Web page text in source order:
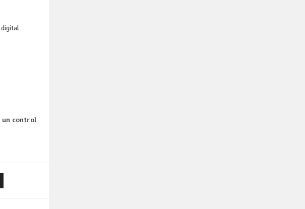
un control